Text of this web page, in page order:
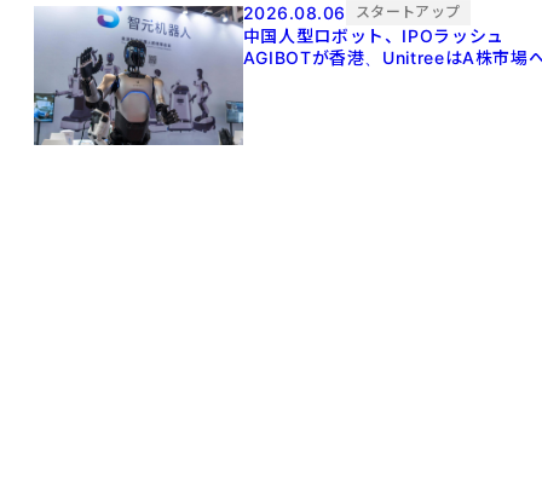
2026.08.06 スタートアップ
中国人型ロボット、IPOラッシュ
AGIBOTが香港、UnitreeはA株市場